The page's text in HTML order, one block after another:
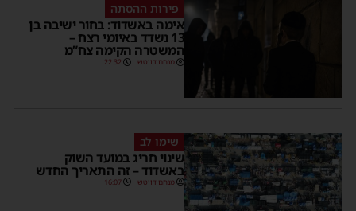
פירות ההסתה
אימה באשדוד: בחור ישיבה בן
13 נשדד באיומי רצח –
המשטרה הקימה צח”מ
מנחם דויטש 22:32
שימו לב
שינוי חריג במועד השוק
באשדוד – זה התאריך החדש
מנחם דויטש 16:07